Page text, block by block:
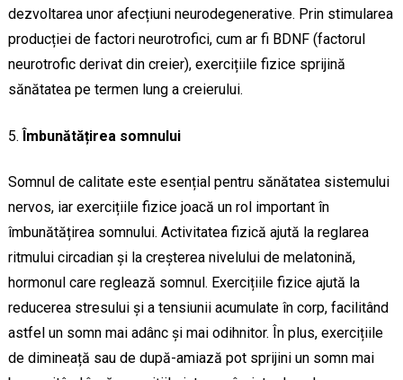
dezvoltarea unor afecțiuni neurodegenerative. Prin stimularea
producției de factori neurotrofici, cum ar fi BDNF (factorul
neurotrofic derivat din creier), exercițiile fizice sprijină
sănătatea pe termen lung a creierului.
Îmbunătățirea somnului
Somnul de calitate este esențial pentru sănătatea sistemului
nervos, iar exercițiile fizice joacă un rol important în
îmbunătățirea somnului. Activitatea fizică ajută la reglarea
ritmului circadian și la creșterea nivelului de melatonină,
hormonul care reglează somnul. Exercițiile fizice ajută la
reducerea stresului și a tensiunii acumulate în corp, facilitând
astfel un somn mai adânc și mai odihnitor. În plus, exercițiile
de dimineață sau de după-amiază pot sprijini un somn mai